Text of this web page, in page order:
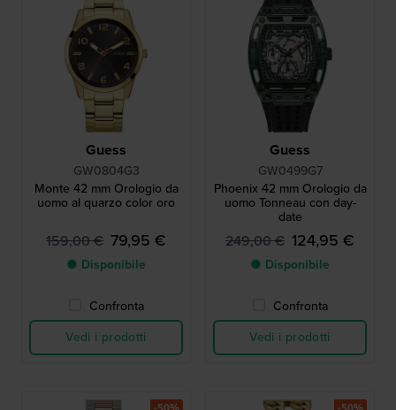
Guess
GW0804G3
Monte 42 mm Orologio da
uomo al quarzo color oro
159,00 € 79,95 €
● Disponibile
Confronta
Vedi i prodotti
Guess
GW0499G7
Phoenix 42 mm Orologio da
uomo Tonneau con day-
date
249,00 € 124,95 €
● Disponibile
Confronta
Vedi i prodotti